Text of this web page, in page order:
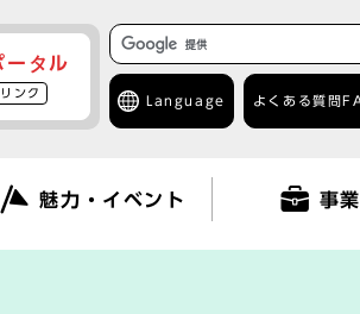
ータル
ンク
Language よくある質問
魅力・イベント 事